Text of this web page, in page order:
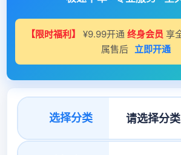
【限时福利】 ¥9.99开通 终身会员 享
属售后 立即开通
选择分类